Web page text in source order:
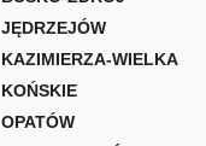
JĘDRZEJÓW
KAZIMIERZA-WIELKA
KOŃSKIE
OPATÓW